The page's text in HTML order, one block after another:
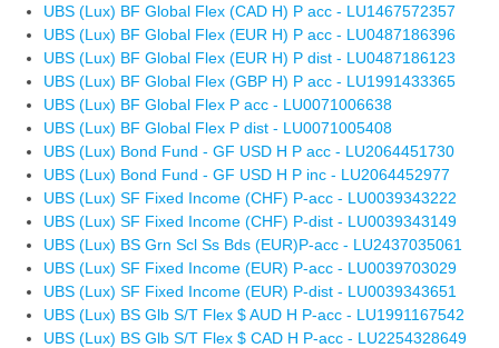
UBS (Lux) BF Global Flex (CAD H) P acc - LU1467572357
UBS (Lux) BF Global Flex (EUR H) P acc - LU0487186396
UBS (Lux) BF Global Flex (EUR H) P dist - LU0487186123
UBS (Lux) BF Global Flex (GBP H) P acc - LU1991433365
UBS (Lux) BF Global Flex P acc - LU0071006638
UBS (Lux) BF Global Flex P dist - LU0071005408
UBS (Lux) Bond Fund - GF USD H P acc - LU2064451730
UBS (Lux) Bond Fund - GF USD H P inc - LU2064452977
UBS (Lux) SF Fixed Income (CHF) P-acc - LU0039343222
UBS (Lux) SF Fixed Income (CHF) P-dist - LU0039343149
UBS (Lux) BS Grn Scl Ss Bds (EUR)P-acc - LU2437035061
UBS (Lux) SF Fixed Income (EUR) P-acc - LU0039703029
UBS (Lux) SF Fixed Income (EUR) P-dist - LU0039343651
UBS (Lux) BS Glb S/T Flex $ AUD H P-acc - LU1991167542
UBS (Lux) BS Glb S/T Flex $ CAD H P-acc - LU2254328649